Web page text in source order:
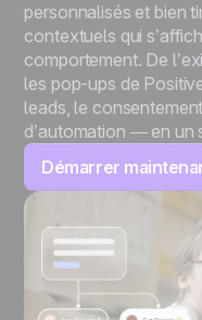
personnalisés et bien
contextuels qui
comportement. De
les pop-ups de
leads, le
d’automation — en un
Démarrer